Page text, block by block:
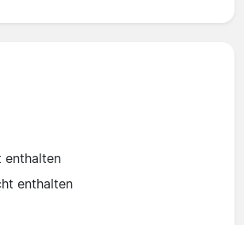
enthalten
enthalten